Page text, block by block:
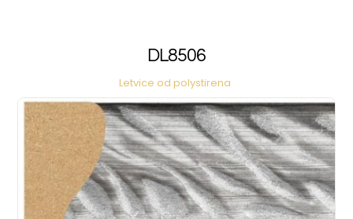
DL8506
Letvice od polystirena